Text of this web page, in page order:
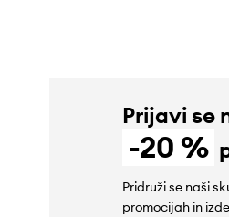
Prijavi se
-20 %
Pridruži se naši
promocijah in